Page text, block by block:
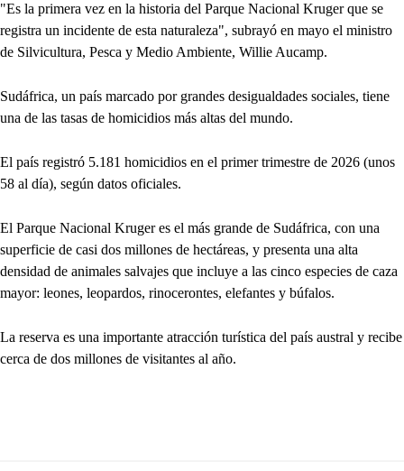
"Es la primera vez en la historia del Parque Nacional Kruger que se
registra un incidente de esta naturaleza", subrayó en mayo el ministro
de Silvicultura, Pesca y Medio Ambiente, Willie Aucamp.
Sudáfrica, un país marcado por grandes desigualdades sociales, tiene
una de las tasas de homicidios más altas del mundo.
El país registró 5.181 homicidios en el primer trimestre de 2026 (unos
58 al día), según datos oficiales.
El Parque Nacional Kruger es el más grande de Sudáfrica, con una
superficie de casi dos millones de hectáreas, y presenta una alta
densidad de animales salvajes que incluye a las cinco especies de caza
mayor: leones, leopardos, rinocerontes, elefantes y búfalos.
La reserva es una importante atracción turística del país austral y recibe
cerca de dos millones de visitantes al año.